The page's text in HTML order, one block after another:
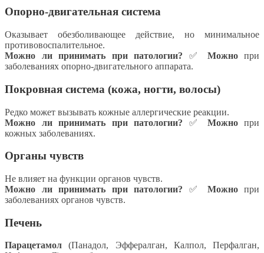
Опорно-двигательная система
Оказывает обезболивающее действие, но минимальное
противовоспалительное.
Можно ли принимать при патологии? ✅ Можнопри
заболеваниях опорно-двигательного аппарата.
Покровная система (кожа, ногти, волосы)
Редко может вызывать кожные аллергические реакции.
Можно ли принимать при патологии? ✅ Можнопри
кожных заболеваниях.
Органы чувств
Не влияет на функции органов чувств.
Можно ли принимать при патологии? ✅ Можнопри
заболеваниях органов чувств.
Печень
Парацетамол(Панадол, Эффералган, Калпол, Перфалган,